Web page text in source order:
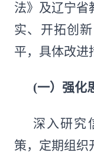
法》及辽宁省
实、开拓创
平，具体改进
(一） 强化
深入研究
策，定期组织